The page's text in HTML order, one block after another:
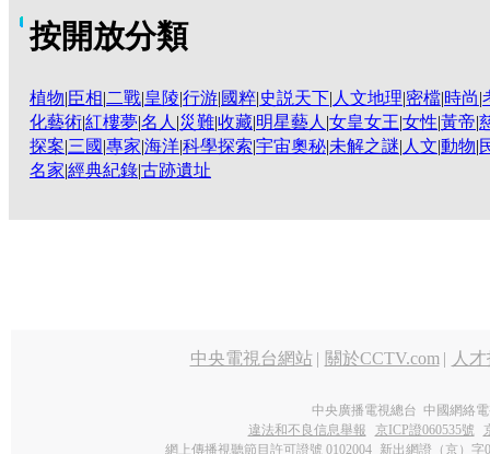
按開放分類
植物|臣相|二戰|皇陵|行游|國粹|史説天下| 人文地理|密檔|時尚|
化藝術|紅樓夢|名人 |災難|收藏|明星藝人 |女皇女王|女性|黃帝|
探案|三國|專家|海洋|科學探索|宇宙奧秘|未解之謎| 人文|動物|
名家|經典紀錄|古跡遺址
中央電視台網站 | 關於CCTV.com | 人
中央廣播電視總台 中國網絡
違法和不良信息舉報
京ICP證060535號
網上傳播視聽節目許可證號 0102004 新出網證（京）